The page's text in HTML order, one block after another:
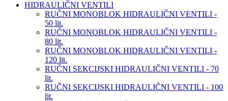
HIDRAULIČNI VENTILI
RUČNI MONOBLOK HIDRAULIČNI VENTILI -
50 lit.
RUČNI MONOBLOK HIDRAULIČNI VENTILI -
80 lit.
RUČNI MONOBLOK HIDRAULIČNI VENTILI -
120 lit.
RUČNI SEKCIJSKI HIDRAULIČNI VENTILI - 70
lit.
RUČNI SEKCIJSKI HIDRAULIČNI VENTILI - 100
lit.